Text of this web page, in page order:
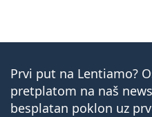
Prvi put na Lentiamo?
pretplatom na naš
besplatan poklon uz